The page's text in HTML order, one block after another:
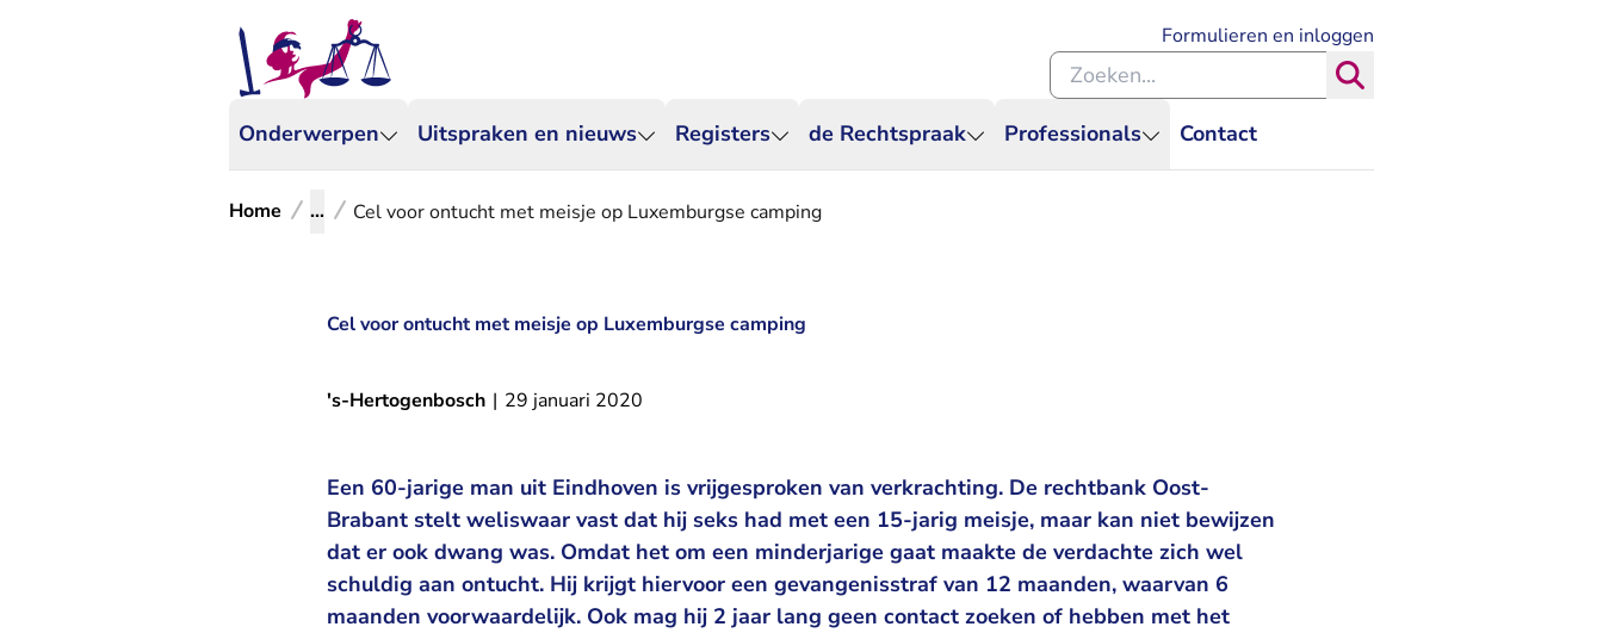
Onderwerpen Uitspraken en nieuws Registers de Rechtspraak Professionals Contact
Formulieren en inloggen
Zoeken binnen de Rechtspraak
Home ... Cel voor ontucht met meisje op Luxemburgse camping
Cel voor ontucht met meisje op Luxemburgse camping
's-Hertogenbosch | 29 januari 2020
Een 60-jarige man uit Eindhoven is vrijgesproken van verkrachting. De rechtbank Oost-
Brabant stelt weliswaar vast dat hij seks had met een 15-jarig meisje, maar kan niet bewijzen
dat er ook dwang was. Omdat het om een minderjarige gaat maakte de verdachte zich wel
schuldig aan ontucht. Hij krijgt hiervoor een gevangenisstraf van 12 maanden, waarvan 6
maanden voorwaardelijk. Ook mag hij 2 jaar lang geen contact zoeken of hebben met het